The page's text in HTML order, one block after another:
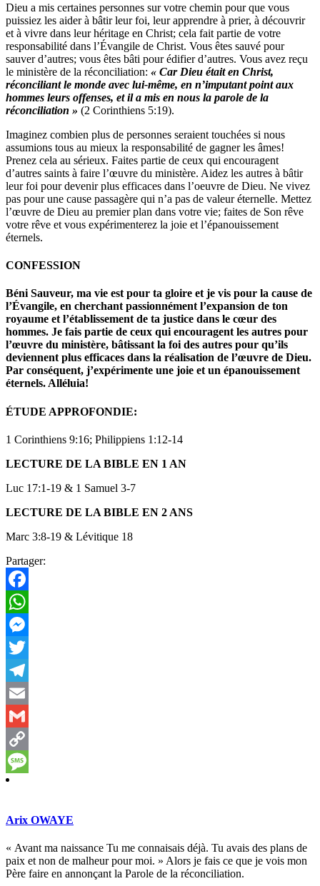
Dieu a mis certaines personnes sur votre chemin pour que vous
puissiez les aider à bâtir leur foi, leur apprendre à prier, à découvrir
et à vivre dans leur héritage en Christ; cela fait partie de votre
responsabilité dans l’Évangile de Christ. Vous êtes sauvé pour
sauver d’autres; vous êtes bâti pour édifier d’autres. Vous avez reçu
le ministère de la réconciliation: « Car Dieu était en Christ,
réconciliant le monde avec lui-même, en n’imputant point aux
hommes leurs offenses, et il a mis en nous la parole de la
réconciliation » (2 Corinthiens 5:19).
Imaginez combien plus de personnes seraient touchées si nous
assumions tous au mieux la responsabilité de gagner les âmes!
Prenez cela au sérieux. Faites partie de ceux qui encouragent
d’autres saints à faire l’œuvre du ministère. Aidez les autres à bâtir
leur foi pour devenir plus efficaces dans l’oeuvre de Dieu. Ne vivez
pas pour une cause passagère qui n’a pas de valeur éternelle. Mettez
l’œuvre de Dieu au premier plan dans votre vie; faites de Son rêve
votre rêve et vous expérimenterez la joie et l’épanouissement
éternels.
CONFESSION
Béni Sauveur, ma vie est pour ta gloire et je vis pour la cause de
l’Évangile, en cherchant passionnément l’expansion de ton
royaume et l’établissement de ta justice dans le cœur des
hommes. Je fais partie de ceux qui encouragent les autres pour
l’œuvre du ministère, bâtissant la foi des autres pour qu’ils
deviennent plus efficaces dans la réalisation de l’œuvre de Dieu.
Par conséquent, j’expérimente une joie et un épanouissement
éternels. Alléluia!
ÉTUDE APPROFONDIE:
1 Corinthiens 9:16; Philippiens 1:12-14
LECTURE DE LA BIBLE EN 1 AN
Luc 17:1-19 & 1 Samuel 3-7
LECTURE DE LA BIBLE EN 2 ANS
Marc 3:8-19 & Lévitique 18
Partager:
Facebook
WhatsApp
Messenger
Twitter
Telegram
Email
Gmail
Copy
Link
Message
Arix OWAYE
« Avant ma naissance Tu me connaisais déjà. Tu avais des plans de
paix et non de malheur pour moi. » Alors je fais ce que je vois mon
Père faire en annonçant la Parole de la réconciliation.